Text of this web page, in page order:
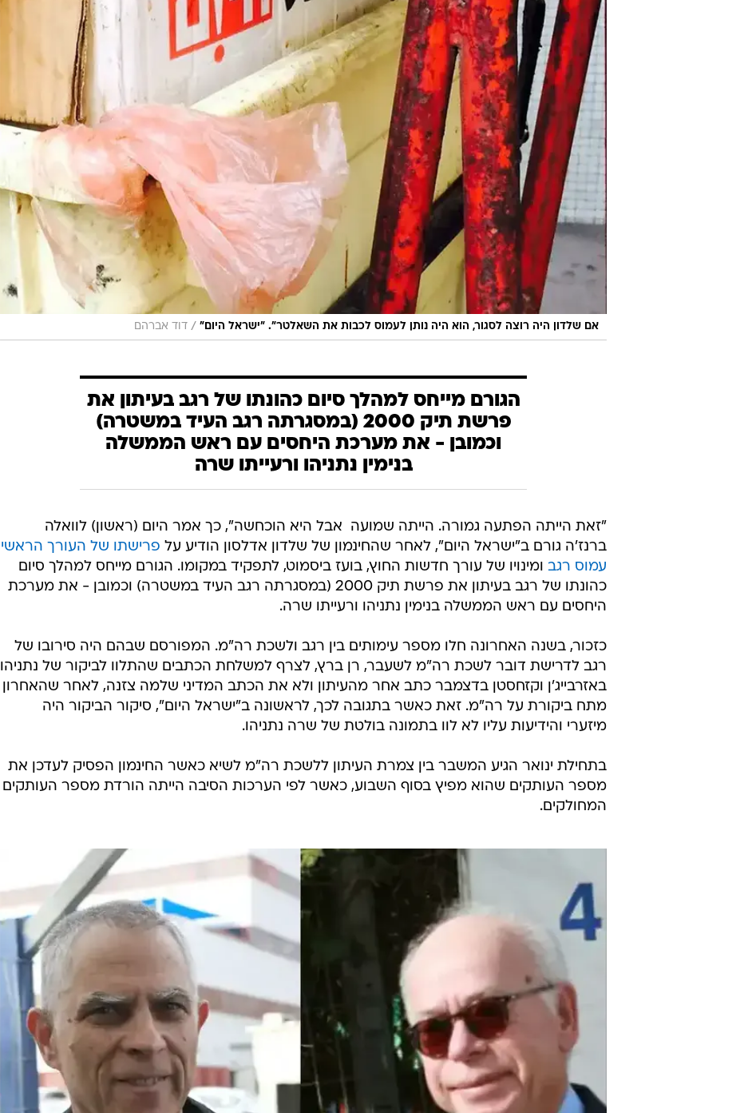
אם שלדון היה רוצה לסגור, הוא היה נותן לעמוס לכבות את השאלטר". "ישראל היום" / דוד אברהם
הגורם מייחס למהלך סיום כהונתו של רגב בעיתון את
פרשת תיק 2000 (במסגרתה רגב העיד במשטרה)
וכמובן - את מערכת היחסים עם ראש הממשלה
בנימין נתניהו ורעייתו שרה
"זאת הייתה הפתעה גמורה. הייתה שמועה  אבל היא הוכחשה", כך אמר היום (ראשון) לוואלה
ברנז'ה גורם ב"ישראל היום", לאחר שהחינמון של שלדון אדלסון הודיע על פרישתו של העורך הראשי
עמוס רגב ומינויו של עורך חדשות החוץ, בועז ביסמוט, לתפקיד במקומו. הגורם מייחס למהלך סיום
כהונתו של רגב בעיתון את פרשת תיק 2000 (במסגרתה רגב העיד במשטרה) וכמובן - את מערכת
היחסים עם ראש הממשלה בנימין נתניהו ורעייתו שרה.
כזכור, בשנה האחרונה חלו מספר עימותים בין רגב ולשכת רה"מ. המפורסם שבהם היה סירובו של
רגב לדרישת דובר לשכת רה"מ לשעבר, רן ברץ, לצרף למשלחת הכתבים שהתלוו לביקור של נתניהו
באזרבייג'ן וקזחסטן בדצמבר כתב אחר מהעיתון ולא את הכתב המדיני שלמה צזנה, לאחר שהאחרון
מתח ביקורת על רה"מ. זאת כאשר בתגובה לכך, לראשונה ב"ישראל היום", סיקור הביקור היה
מיזערי והידיעות עליו לא לוו בתמונה בולטת של שרה נתניהו.
בתחילת ינואר הגיע המשבר בין צמרת העיתון ללשכת רה"מ לשיא כאשר החינמון הפסיק לעדכן את
מספר העותקים שהוא מפיץ בסוף השבוע, כאשר לפי הערכות הסיבה הייתה הורדת מספר העותקים
המחולקים.